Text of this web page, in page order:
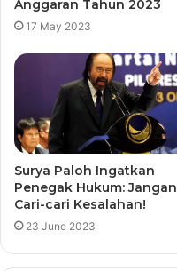
Anggaran Tahun 2023
17 May 2023
Surya Paloh Ingatkan
Penegak Hukum: Jangan
Cari-cari Kesalahan!
23 June 2023